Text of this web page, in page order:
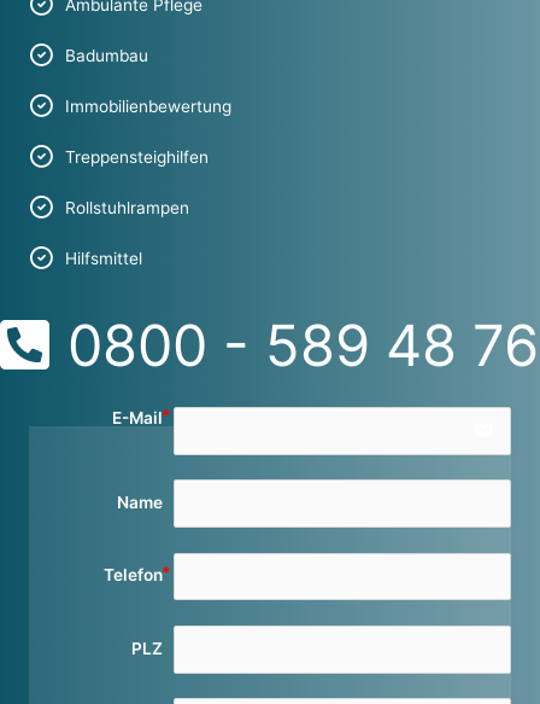
Ambulante Pflege
Badumbau
Immobilienbewertung
Treppensteighilfen
Rollstuhlrampen
Hilfsmittel
0800 - 589 48 76
E-Mail
Name
Telefon
PLZ